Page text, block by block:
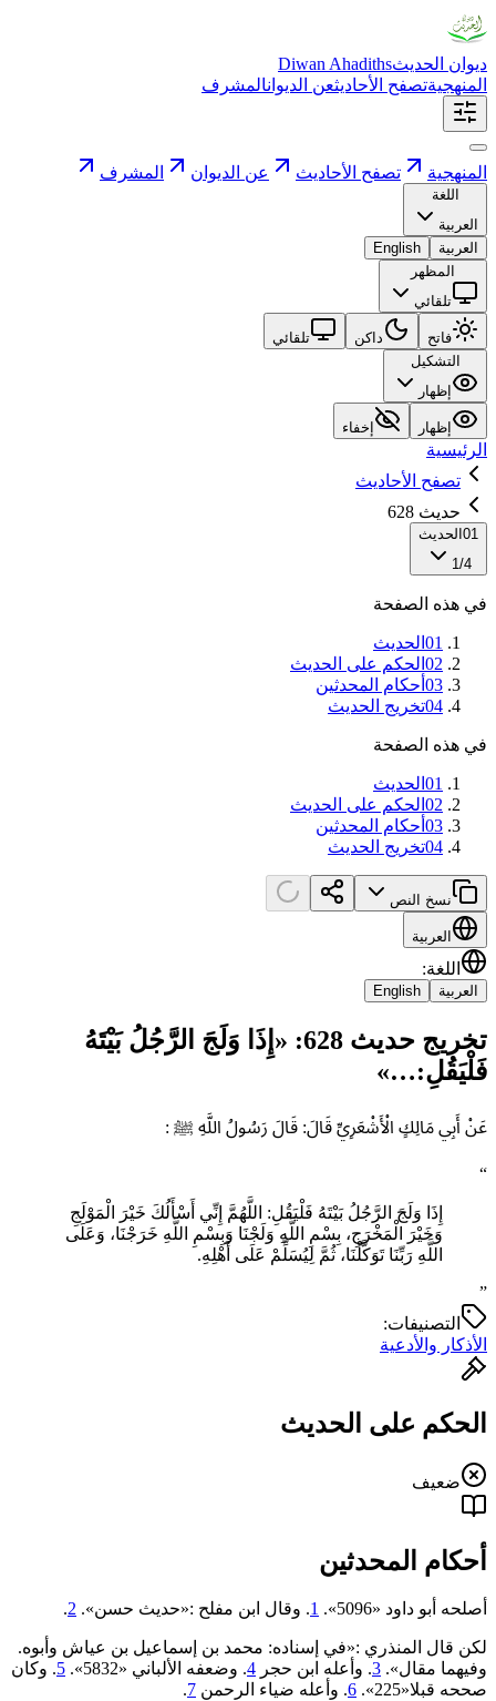
ديوان الحديثDiwan Ahadiths
المنهجيةتصفح الأحاديثعن الديوانالمشرف
المنهجية تصفح الأحاديث عن الديوان المشرف
اللغة
العربية
العربية
English
المظهر
تلقائي
فاتح داكن
تلقائي
التشكيل
إظهار
إظهار إخفاء
الرئيسية
تصفح الأحاديث
حديث 628
01 الحديث
1/4
في هذه الصفحة
01 الحديث
02 الحكم على الحديث
03 أحكام المحدثين
04تخريج الحديث
في هذه الصفحة
01 الحديث
02 الحكم على الحديث
03 أحكام المحدثين
04تخريج الحديث
نسخ النص
العربية
اللغة:
العربية English
تخريج حديث 628: «إِذَا وَلَجَ الرَّجُلُ بَيْتَهُ
فَلْيَقُلِ:…»
عَنْ أَبِي مَالِكٍ الْأَشْعَرِيِّ قَالَ: قَالَ رَسُولُ اللَّهِ ﷺ :
“
إِذَا وَلَجَ الرَّجُلُ بَيْتَهُ فَلْيَقُلِ: اللَّهُمَّ إِنِّي ‌أَسْأَلُكَ ‌خَيْرَ ‌الْمَوْلَجِ
وَخَيْرَ الْمَخْرَجِ، بِسْمِ اللَّهِ وَلَجْنَا وَبِسْمِ اللَّهِ خَرَجْنَا، وَعَلَى
اللَّهِ رَبِّنَا تَوَكَّلْنَا، ثُمَّ لِيُسَلِّمْ عَلَى أَهْلِهِ.
”
التصنيفات:
الأذكار والأدعية
الحكم على الحديث
ضعيف
أحكام المحدثين
أصلحه أبو داود «5096». 1. وقال ابن مفلح :«حديث حسن». 2
.
لكن قال المنذري :«في إسناده: محمد بن إسماعيل بن عياش وأبوه.
وفيهما مقال». 3. وأعله ابن حجر 4. وضعفه الألباني «‌‌5832». 5. وكان
صححه قبلا«‌‌225».
6. وأعله ضياء الرحمن 7
.